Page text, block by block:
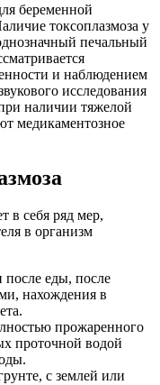
беременной
токсоплазмоза у
печальный
и наблюдением
исследования
наличии тяжелой
медикаментозное
в себя ряд мер,
в организм
еды, после
нахождения в
прожаренного
проточной водой
с землей или